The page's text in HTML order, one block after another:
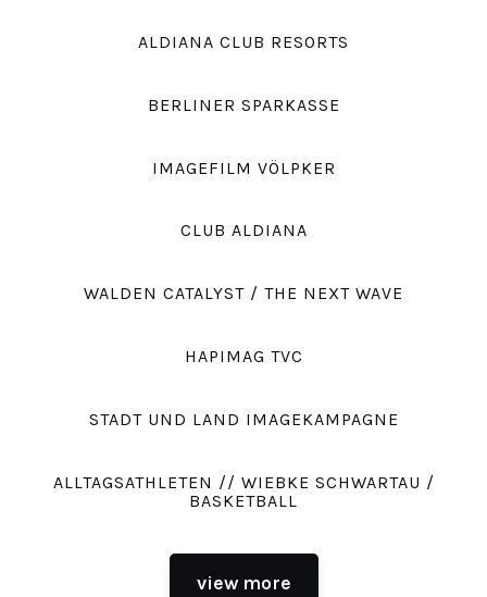
ALDIANA CLUB RESORTS
BERLINER SPARKASSE
IMAGEFILM VÖLPKER
CLUB ALDIANA
WALDEN CATALYST / THE NEXT WAVE
HAPIMAG TVC
STADT UND LAND IMAGEKAMPAGNE
ALLTAGSATHLETEN // WIEBKE SCHWARTAU /
BASKETBALL
view more